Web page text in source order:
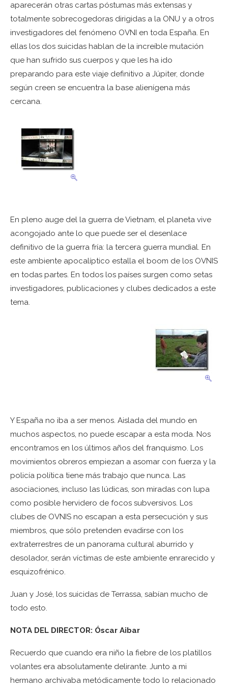
aparecerán otras cartas póstumas más extensas y
totalmente sobrecogedoras dirigidas a la ONU y a otros
investigadores del fenómeno OVNI en toda España. En
ellas los dos suicidas hablan de la increíble mutación
que han sufrido sus cuerpos y que les ha ido
preparando para este viaje definitivo a Júpiter, donde
según creen se encuentra la base alienígena más
cercana.
En pleno auge del la guerra de Vietnam, el planeta vive
acongojado ante lo que puede ser el desenlace
definitivo de la guerra fría: la tercera guerra mundial. En
este ambiente apocalíptico estalla el boom de los OVNIS
en todas partes. En todos los países surgen como setas
investigadores, publicaciones y clubes dedicados a este
tema.
Y España no iba a ser menos. Aislada del mundo en
muchos aspectos, no puede escapar a esta moda. Nos
encontramos en los últimos años del franquismo. Los
movimientos obreros empiezan a asomar con fuerza y la
policía política tiene más trabajo que nunca. Las
asociaciones, incluso las lúdicas, son miradas con lupa
como posible hervidero de focos subversivos. Los
clubes de OVNIS no escapan a esta persecución y sus
miembros, que sólo pretenden evadirse con los
extraterrestres de un panorama cultural aburrido y
desolador, serán víctimas de este ambiente enrarecido y
esquizofrénico.
Juan y José, los suicidas de Terrassa, sabían mucho de
todo esto.
NOTA DEL DIRECTOR: Óscar Aibar
Recuerdo que cuando era niño la fiebre de los platillos
volantes era absolutamente delirante. Junto a mi
hermano archivaba metódicamente todo lo relacionado